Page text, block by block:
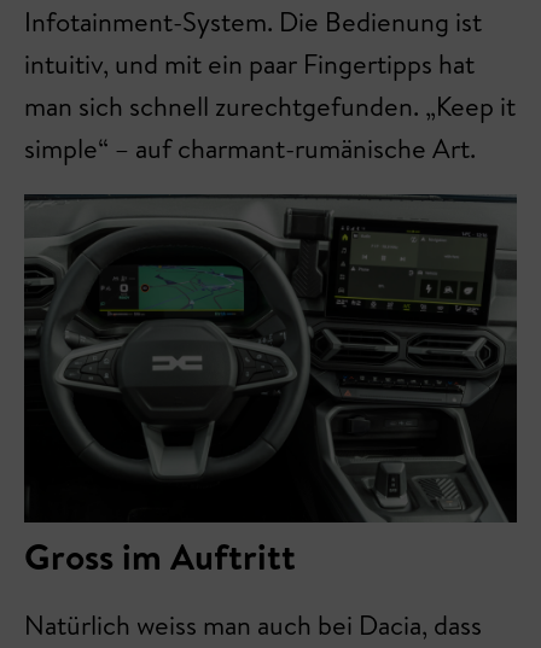
Infotainment-System. Die Bedienung ist
intuitiv, und mit ein paar Fingertipps hat
man sich schnell zurechtgefunden. „Keep it
simple“ – auf charmant-rumänische Art.
Gross im Auftritt
Natürlich weiss man auch bei Dacia, dass